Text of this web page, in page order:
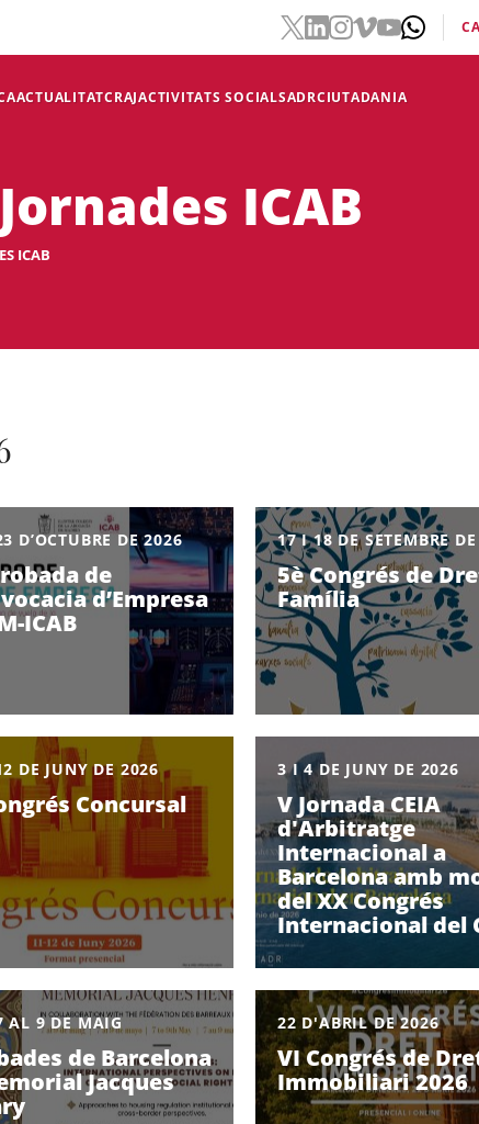
ACTUALITATCRAJACTIVITATS SOCIALSADRCIUTADANIA
ICAB
ICAB
D’OCTUBRE DE 2026
de
d’Empresa
ICAB
17 I 18 DE SETEMBRE
5è Congrés de
Família
DE JUNY DE 2026
Concursal
3 I 4 DE JUNY DE 2026
V Jornada CEIA
d'Arbitratge
Internacional a
Barcelona amb
del XX Congrés
Internacional del
AL 9 DE MAIG
de Barcelona
Jacques
22 D'ABRIL DE 2026
VI Congrés de
Immobiliari 2026